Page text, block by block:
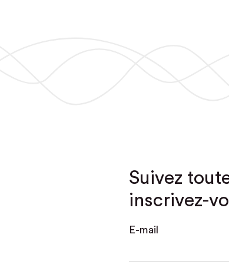
Suivez
inscrivez-
E-mail